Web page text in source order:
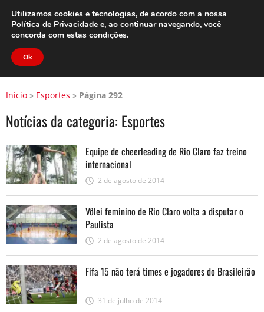
Clube do Assinante Área do Assinante
Início » Esportes » Página 292
Notícias da categoria: Esportes
Equipe de cheerleading de Rio Claro faz treino
internacional
2 de agosto de 2014
Vôlei feminino de Rio Claro volta a disputar o
Paulista
2 de agosto de 2014
Fifa 15 não terá times e jogadores do Brasileirão
31 de julho de 2014
Utilizamos cookies e tecnologias, de acordo com a nossa
Política de Privacidade e, ao continuar navegando, você
concorda com estas condições.
Ok